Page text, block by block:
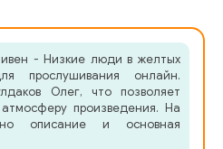
- Низкие люди в желтых
прослушивания онлайн.
Олег, что позволяет
атмосферу произведения. На
описание и основная